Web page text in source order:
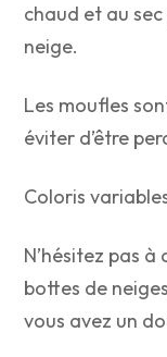
chaud et au
neige.
Les moufles
éviter d’être
Coloris
N’hésitez pas
bottes de
vous avez un